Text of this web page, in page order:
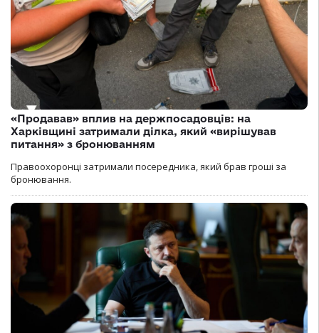
«Продавав» вплив на держпосадовців: на
Харківщині затримали ділка, який «вирішував
питання» з бронюванням
Правоохоронці затримали посередника, який брав гроші за
бронювання.